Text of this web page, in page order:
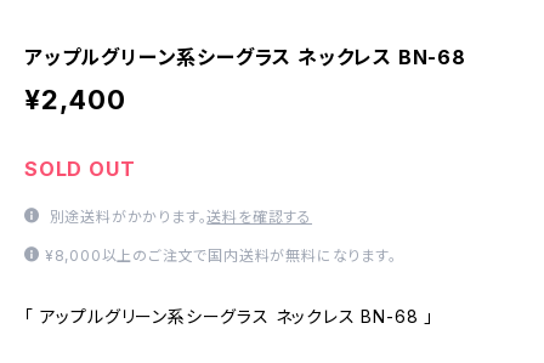
アップルグリーン系シーグラス ネックレス BN-68
¥2,400
SOLD OUT
別途送料がかかります。送料を確認する
¥8,000以上のご注文で国内送料が無料になります。
「 アップルグリーン系シーグラス ネックレス BN-68 」